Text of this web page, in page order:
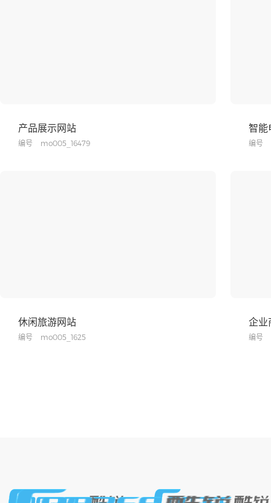
产品展示网站
编号 mo005_16479
智能
编号
休闲旅游网站
编号 mo005_1625
企业
编号